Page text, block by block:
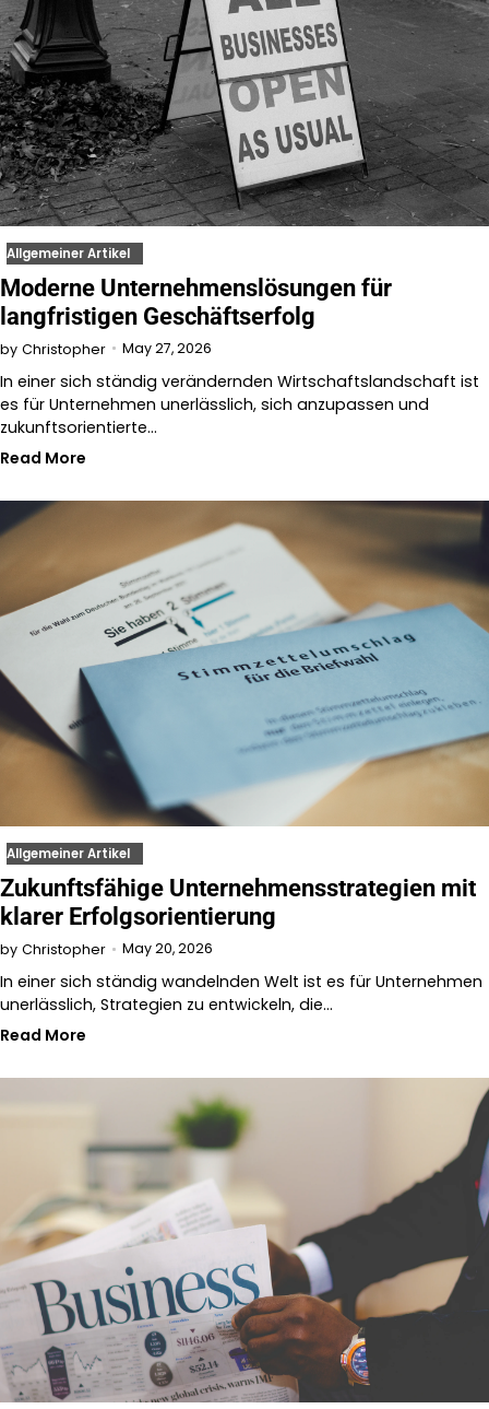
Allgemeiner Artikel
Moderne Unternehmenslösungen für
langfristigen Geschäftserfolg
by Christopher May 27, 2026
In einer sich ständig verändernden Wirtschaftslandschaft ist
es für Unternehmen unerlässlich, sich anzupassen und
zukunftsorientierte…
Read More
Allgemeiner Artikel
Zukunftsfähige Unternehmensstrategien mit
klarer Erfolgsorientierung
by Christopher May 20, 2026
In einer sich ständig wandelnden Welt ist es für Unternehmen
unerlässlich, Strategien zu entwickeln, die…
Read More